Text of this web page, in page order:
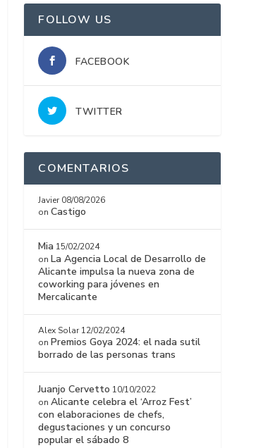
FOLLOW US
FACEBOOK
TWITTER
COMENTARIOS
Javier 08/08/2026
onCastigo
Mia 15/02/2024
on La Agencia Local de Desarrollo de
Alicante impulsa la nueva zona de
coworking para jóvenes en
Mercalicante
Alex Solar 12/02/2024
on Premios Goya 2024: el nada sutil
borrado de las personas trans
Juanjo Cervetto 10/10/2022
onAlicante celebra el ‘Arroz Fest’
con elaboraciones de chefs,
degustaciones y un concurso
popular el sábado 8